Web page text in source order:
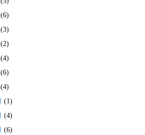
(6)
(3)
(2)
(4)
(6)
(4)
(1)
(4)
(6)